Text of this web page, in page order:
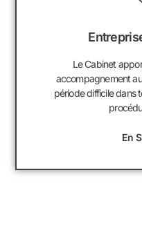
Le Cabinet
accompagnement
période difficile dans
En